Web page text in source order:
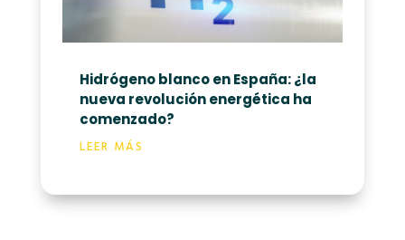
Hidrógeno blanco en España: ¿la
nueva revolución energética ha
comenzado?
LEER MÁS